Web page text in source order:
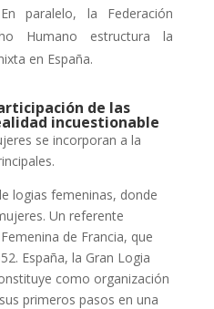
En paralelo, la Federación
Humano estructura la
en España.
de las
incuestionable
se incorporan a la
logias femeninas, donde
Un referente
de Francia, que
España, la Gran Logia
como organización
primeros pasos en una